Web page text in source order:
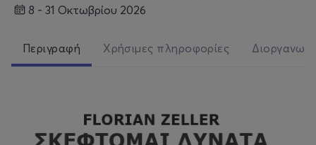
8 - 31 Οκτωβρίου 2026
Περιγραφή Χρήσιμες πληροφορίες